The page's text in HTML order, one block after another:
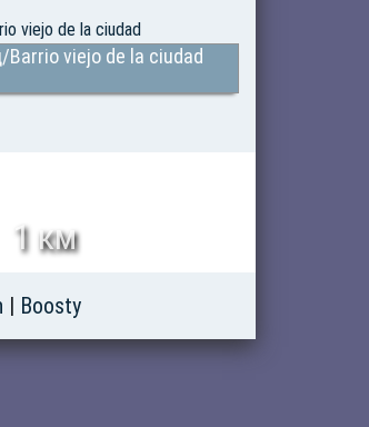
Barrio viejo de la ciudad
1 км
| Boosty